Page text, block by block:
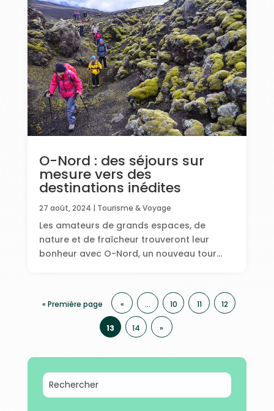
O-Nord : des séjours sur
mesure vers des
destinations inédites
27 août, 2024 | Tourisme & Voyage
Les amateurs de grands espaces, de
nature et de fraîcheur trouveront leur
bonheur avec O-Nord, un nouveau tour...
« Première page « … 10 11 12
13 14 »